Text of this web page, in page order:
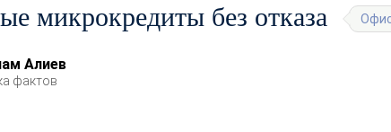
микрокредиты без отказа
Алиев
фактов